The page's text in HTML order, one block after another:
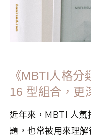
《MBTI人格
16 型組合，更
近年來，MBTI 人氣
題，也常被用來理